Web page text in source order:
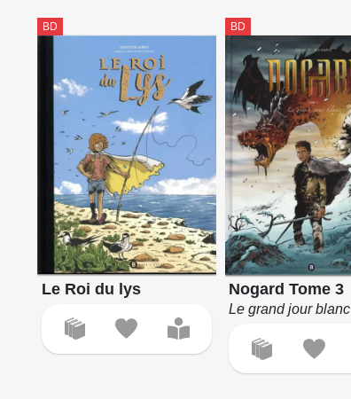
BD
Le Roi du lys
BD
Nogard Tome 3
Le grand jour blanc